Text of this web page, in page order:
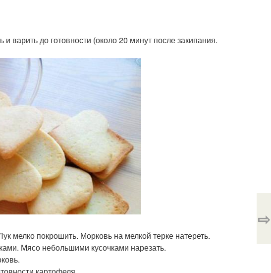
варить до готовности (около 20 минут после закипания.
мелко покрошить. Морковь на мелкой терке натереть.
Мясо небольшими кусочками нарезать.
⇨